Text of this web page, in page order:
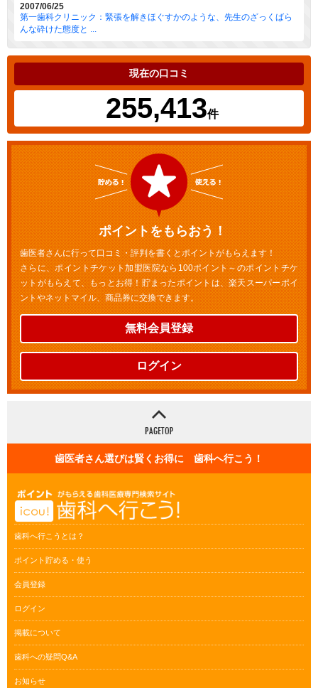
2007/06/25
第一歯科クリニック：緊張を解きほぐすかのような、先生のざっくばら
んな砕けた態度と ...
現在の口コミ
255,413件
ポイントをもらおう！
歯医者さんに行って口コミ・評判を書くとポイントがもらえます！
さらに、ポイントチケット加盟医院なら100ポイント～のポイントチケ
ットがもらえて、もっとお得！貯まったポイントは、楽天スーパーポイ
ントやネットマイル、商品券に交換できます。
無料会員登録
ログイン
歯医者さん選びは賢くお得に 歯科へ行こう！
歯科へ行こうとは？
ポイント貯める・使う
会員登録
ログイン
掲載について
歯科への疑問Q&A
お知らせ